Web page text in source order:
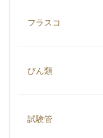
フラスコ
びん類
試験管